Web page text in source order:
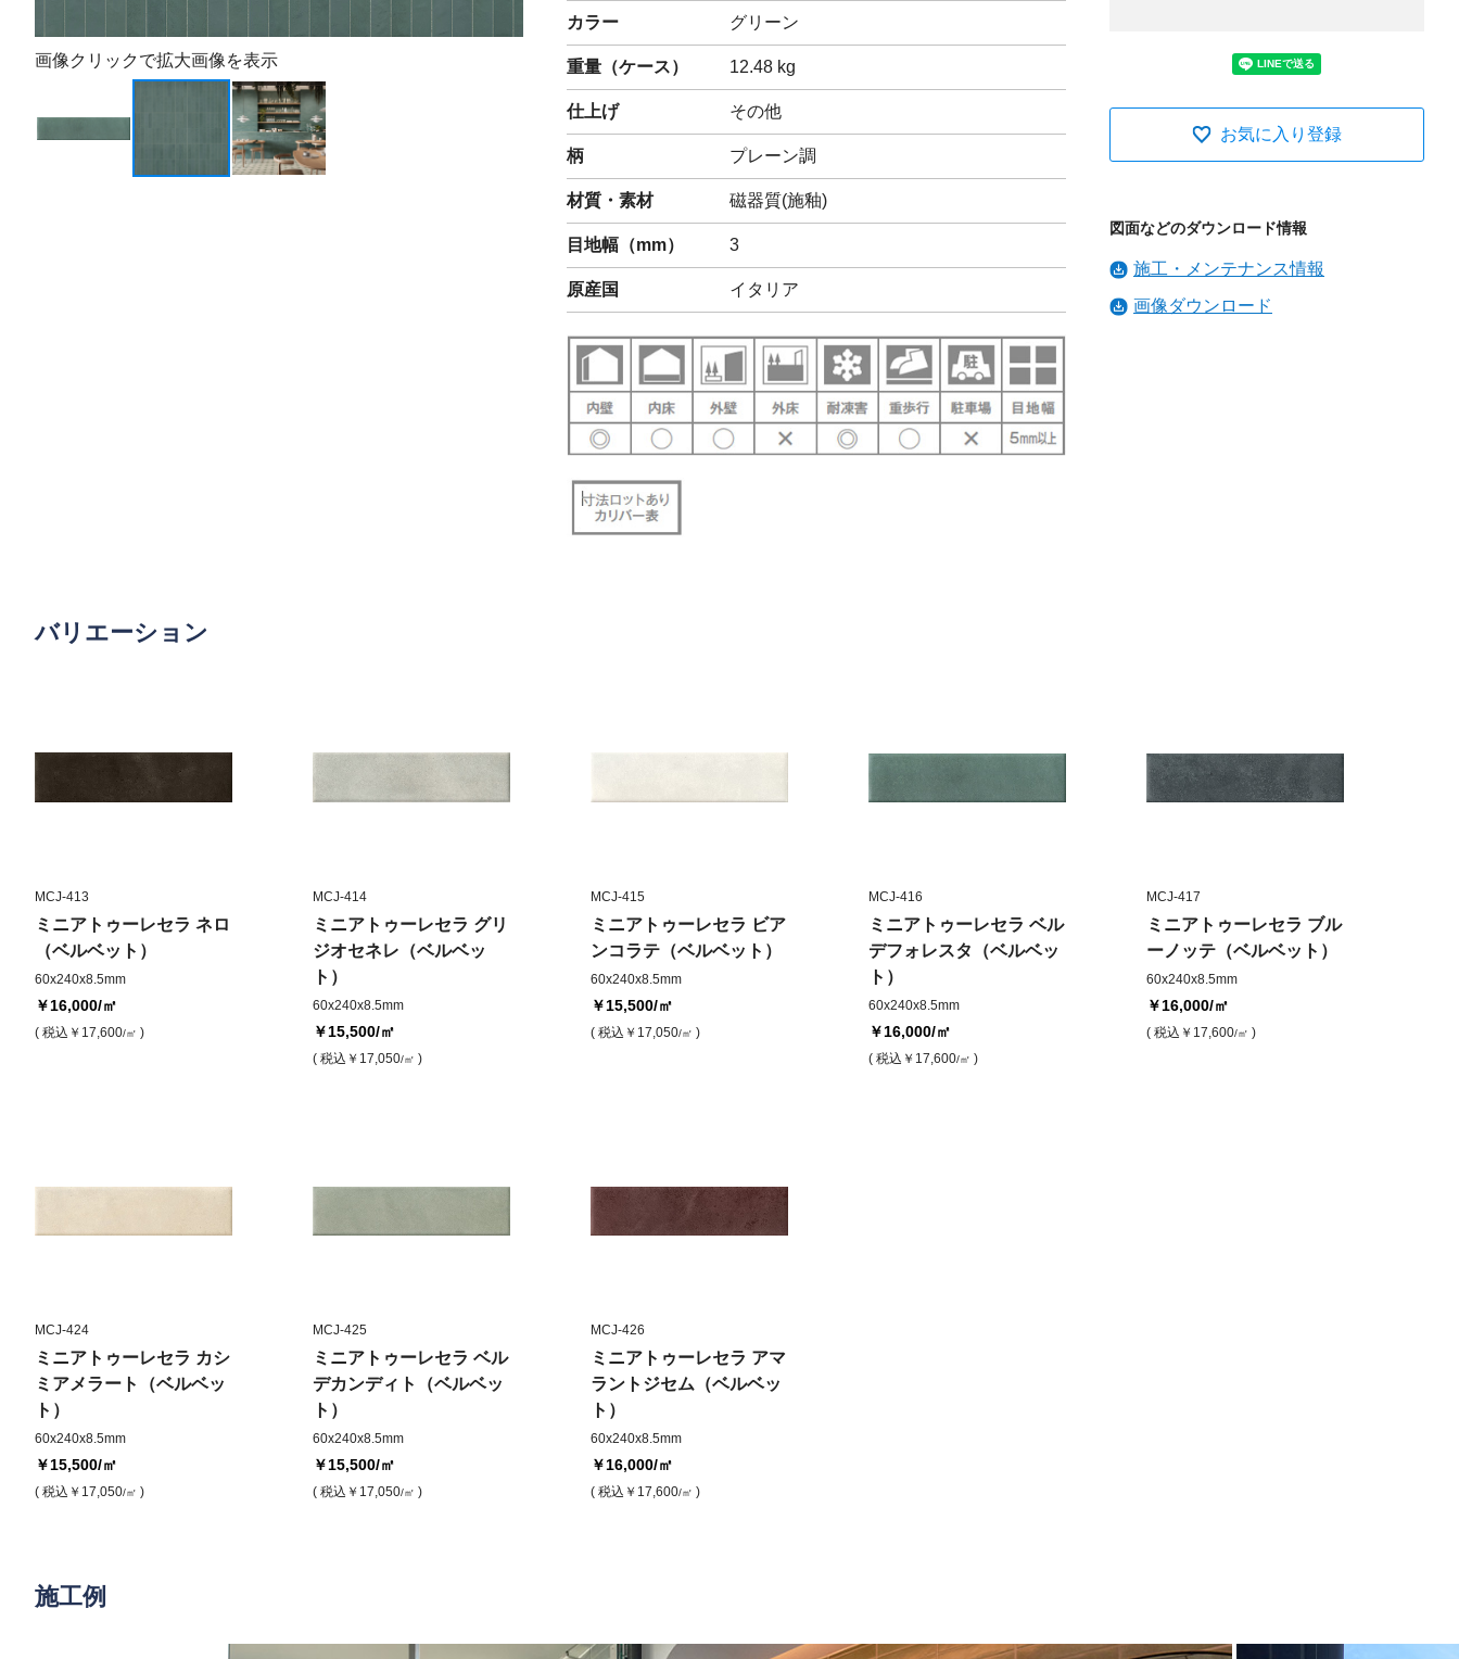
画像クリックで拡大画像を表示
カラー グリーン
重量（ケース） 12.48 kg
仕上げ その他
柄 プレーン調
材質・素材 磁器質(施釉)
目地幅（mm） 3
原産国 イタリア
お気に入り登録
図面などのダウンロード情報
施工・メンテナンス情報
画像ダウンロード
バリエーション
MCJ-413
ミニアトゥーレセラ ネロ
（ベルベット）
60x240x8.5mm
￥16,000/㎡
( 税込 ￥17,600/㎡ )
MCJ-414
ミニアトゥーレセラ グリ
ジオセネレ（ベルベッ
ト）
60x240x8.5mm
￥15,500/㎡
( 税込 ￥17,050/㎡ )
MCJ-415
ミニアトゥーレセラ ビア
ンコラテ（ベルベット）
60x240x8.5mm
￥15,500/㎡
( 税込 ￥17,050/㎡ )
MCJ-416
ミニアトゥーレセラ ベル
デフォレスタ（ベルベッ
ト）
60x240x8.5mm
￥16,000/㎡
( 税込 ￥17,600/㎡ )
MCJ-417
ミニアトゥーレセラ ブル
ーノッテ（ベルベット）
60x240x8.5mm
￥16,000/㎡
( 税込 ￥17,600/㎡ )
MCJ-424
ミニアトゥーレセラ カシ
ミアメラート（ベルベッ
ト）
60x240x8.5mm
￥15,500/㎡
( 税込 ￥17,050/㎡ )
MCJ-425
ミニアトゥーレセラ ベル
デカンディト（ベルベッ
ト）
60x240x8.5mm
￥15,500/㎡
( 税込 ￥17,050/㎡ )
MCJ-426
ミニアトゥーレセラ アマ
ラントジセム（ベルベッ
ト）
60x240x8.5mm
￥16,000/㎡
( 税込 ￥17,600/㎡ )
施工例